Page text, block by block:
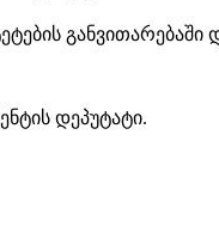
განვითარებაში
დეპუტატი.